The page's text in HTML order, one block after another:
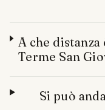
A che
Terme San
Si può